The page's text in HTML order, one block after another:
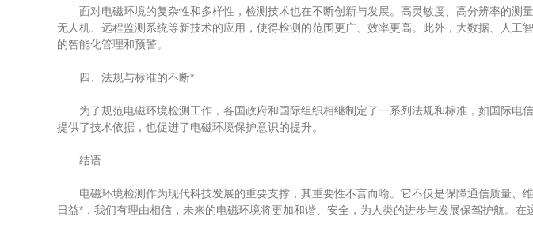
面对电磁环境的复杂性和多样性，检测技术也在不断创新与发展。高灵敏度、高分辨率的测
无人机、远程监测系统等新技术的应用，使得检测的范围更广、效率更高。此外，大数据、人
的智能化管理和预警。
四、法规与标准的不断*
为了规范电磁环境检测工作，各国政府和国际组织相继制定了一系列法规和标准，如国际电
提供了技术依据，也促进了电磁环境保护意识的提升。
结语
电磁环境检测作为现代科技发展的重要支撑，其重要性不言而喻。它不仅是保障通信质量、
日益*，我们有理由相信，未来的电磁环境将更加和谐、安全，为人类的进步与发展保驾护航。